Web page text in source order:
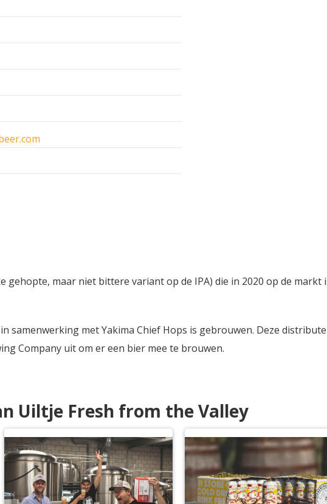
gehopte, maar niet bittere variant op de IPA) die in 2020 op de
samenwerking met Yakima Chief Hops is gebrouwen. Deze
Company uit om er een bier mee te brouwen.
Uiltje Fresh from the Valley